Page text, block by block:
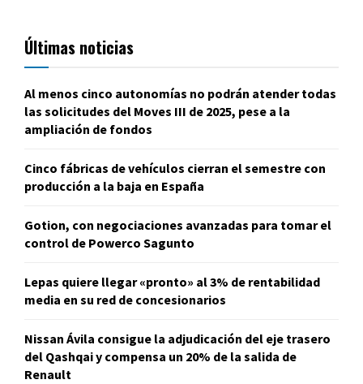
Últimas noticias
Al menos cinco autonomías no podrán atender todas
las solicitudes del Moves III de 2025, pese a la
ampliación de fondos
Cinco fábricas de vehículos cierran el semestre con
producción a la baja en España
Gotion, con negociaciones avanzadas para tomar el
control de Powerco Sagunto
Lepas quiere llegar «pronto» al 3% de rentabilidad
media en su red de concesionarios
Nissan Ávila consigue la adjudicación del eje trasero
del Qashqai y compensa un 20% de la salida de
Renault